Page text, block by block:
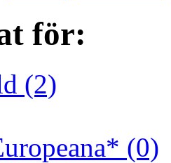
för:
(2)
(0)